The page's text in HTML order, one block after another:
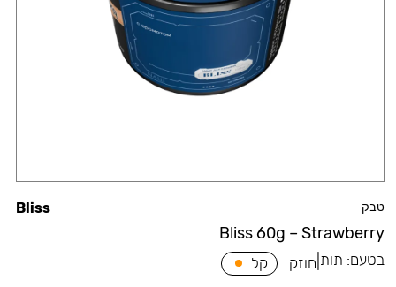
טבק
Bliss 60g – Strawberry
Bliss
בטעם: תות חוזק קל